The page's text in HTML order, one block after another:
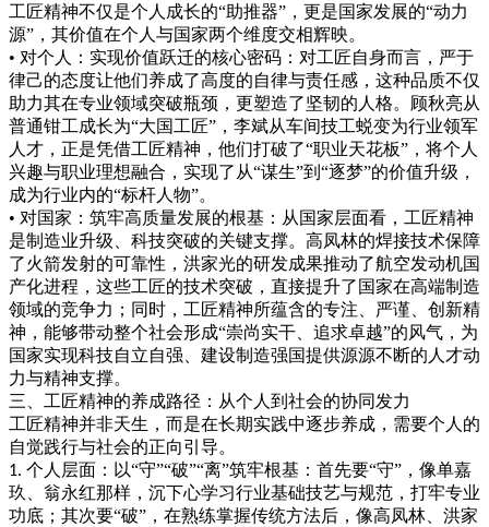
工匠精神不仅是个人成长的“助推器”，更是国家发展的“动力
源”，其价值在个人与国家两个维度交相辉映。
• 对个人：实现价值跃迁的核心密码：对工匠自身而言，严于
律己的态度让他们养成了高度的自律与责任感，这种品质不仅
助力其在专业领域突破瓶颈，更塑造了坚韧的人格。顾秋亮从
普通钳工成长为“大国工匠”，李斌从车间技工蜕变为行业领军
人才，正是凭借工匠精神，他们打破了“职业天花板”，将个人
兴趣与职业理想融合，实现了从“谋生”到“逐梦”的价值升级，
成为行业内的“标杆人物”。
• 对国家：筑牢高质量发展的根基：从国家层面看，工匠精神
是制造业升级、科技突破的关键支撑。高凤林的焊接技术保障
了火箭发射的可靠性，洪家光的研发成果推动了航空发动机国
产化进程，这些工匠的技术突破，直接提升了国家在高端制造
领域的竞争力；同时，工匠精神所蕴含的专注、严谨、创新精
神，能够带动整个社会形成“崇尚实干、追求卓越”的风气，为
国家实现科技自立自强、建设制造强国提供源源不断的人才动
力与精神支撑。
三、工匠精神的养成路径：从个人到社会的协同发力
工匠精神并非天生，而是在长期实践中逐步养成，需要个人的
自觉践行与社会的正向引导。
1. 个人层面：以“守”“破”“离”筑牢根基：首先要“守”，像单嘉
玖、翁永红那样，沉下心学习行业基础技艺与规范，打牢专业
功底；其次要“破”，在熟练掌握传统方法后，像高凤林、洪家